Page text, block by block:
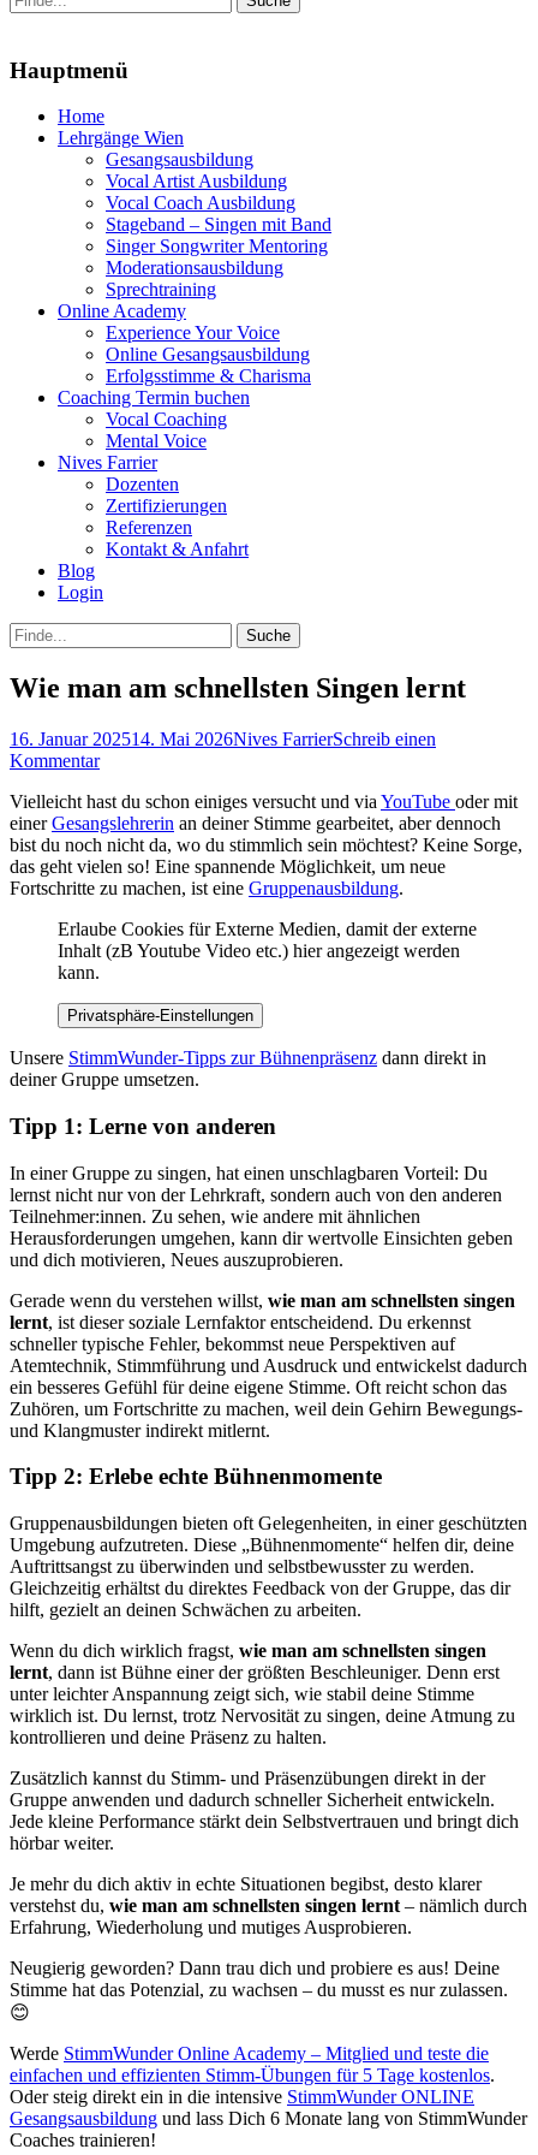
nach:
Hauptmenü
Zum
Inhalt
Home
Lehrgänge Wien
Gesangsausbildung
Vocal Artist Ausbildung
Vocal Coach Ausbildung
Stageband – Singen mit Band
Singer Songwriter Mentoring
Moderationsausbildung
Sprechtraining
Online Academy
Experience Your Voice
Online Gesangsausbildung
Erfolgsstimme & Charisma
Coaching Termin buchen
Vocal Coaching
Mental Voice
Nives Farrier
Dozenten
Zertifizierungen
Referenzen
Kontakt & Anfahrt
Blog
Login
bei
der
Suche
Suche
nach:
Wie man am schnellsten Singen lernt
Posted
on
16. Januar 202514. Mai 2026Autor
Nives FarrierSchreib einen
Kommentar
Vielleicht hast du schon einiges versucht und via YouTube oder mit
einerGesangslehrerin an deiner Stimme gearbeitet, aber dennoch
bist du noch nicht da, wo du stimmlich sein möchtest? Keine Sorge,
das geht vielen so! Eine spannende Möglichkeit, um neue
Fortschritte zu machen, ist eine Gruppenausbildung.
Erlaube Cookies für Externe Medien, damit der externe
Inhalt (zB Youtube Video etc.) hier angezeigt werden
kann.
Privatsphäre-Einstellungen
Unsere StimmWunder-Tipps zur Bühnenpräsenz dann direkt in
deiner Gruppe umsetzen.
Tipp 1: Lerne von anderen
In einer Gruppe zu singen, hat einen unschlagbaren Vorteil: Du
lernst nicht nur von der Lehrkraft, sondern auch von den anderen
Teilnehmer:innen. Zu sehen, wie andere mit ähnlichen
Herausforderungen umgehen, kann dir wertvolle Einsichten geben
und dich motivieren, Neues auszuprobieren.
Gerade wenn du verstehen willst, wie man am schnellsten singen
lernt, ist dieser soziale Lernfaktor entscheidend. Du erkennst
schneller typische Fehler, bekommst neue Perspektiven auf
Atemtechnik, Stimmführung und Ausdruck und entwickelst dadurch
ein besseres Gefühl für deine eigene Stimme. Oft reicht schon das
Zuhören, um Fortschritte zu machen, weil dein Gehirn Bewegungs-
und Klangmuster indirekt mitlernt.
Tipp 2: Erlebe echte Bühnenmomente
Gruppenausbildungen bieten oft Gelegenheiten, in einer geschützten
Umgebung aufzutreten. Diese „Bühnenmomente“ helfen dir, deine
Auftrittsangst zu überwinden und selbstbewusster zu werden.
Gleichzeitig erhältst du direktes Feedback von der Gruppe, das dir
hilft, gezielt an deinen Schwächen zu arbeiten.
Wenn du dich wirklich fragst, wie man am schnellsten singen
lernt, dann ist Bühne einer der größten Beschleuniger. Denn erst
unter leichter Anspannung zeigt sich, wie stabil deine Stimme
wirklich ist. Du lernst, trotz Nervosität zu singen, deine Atmung zu
kontrollieren und deine Präsenz zu halten.
Zusätzlich kannst du Stimm- und Präsenzübungen direkt in der
Gruppe anwenden und dadurch schneller Sicherheit entwickeln.
Jede kleine Performance stärkt dein Selbstvertrauen und bringt dich
hörbar weiter.
Je mehr du dich aktiv in echte Situationen begibst, desto klarer
verstehst du, wie man am schnellsten singen lernt – nämlich durch
Erfahrung, Wiederholung und mutiges Ausprobieren.
Neugierig geworden? Dann trau dich und probiere es aus! Deine
Stimme hat das Potenzial, zu wachsen – du musst es nur zulassen.
😊
Werde StimmWunder Online Academy – Mitglied und teste die
einfachen und effizienten Stimm-Übungen für 5 Tage kostenlos.
Oder steig direkt ein in die intensive StimmWunder ONLINE
Gesangsausbildung und lass Dich 6 Monate lang von StimmWunder
Coaches trainieren!